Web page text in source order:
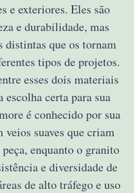
e exteriores. Eles são
e durabilidade, mas
distintas que os tornam
tipos de projetos.
esses dois materiais
certa para sua
é conhecido por sua
suaves que criam
enquanto o granito
e diversidade de
de alto tráfego e uso